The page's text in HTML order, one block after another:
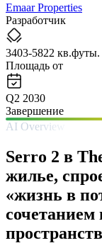
Emaar Properties
Разработчик
3403-5822 кв.футы.
Площадь от
Q2 2030
Завершение
AI Overview
Serro 2 в
жилье,
«жизнь в
сочетанием